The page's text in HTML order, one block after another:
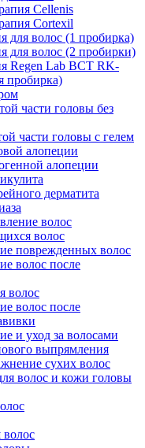
Cellenis
Cortexil
для волос (1 пробирка)
для волос (2 пробирки)
Regen Lab BCT RK-
пробирка)
части головы без
части головы с гелем
алопеции
алопеции
дерматита
волос
волос
поврежденных волос
волос после
волос
волос после
и уход за волосами
выпрямления
сухих волос
волос и кожи головы